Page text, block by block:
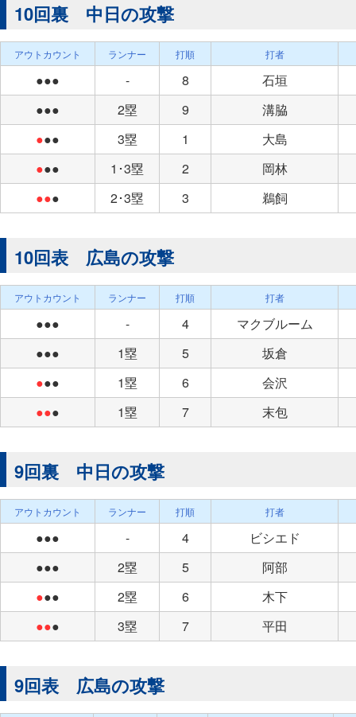
10回裏 中日の攻撃
アウトカウント ランナー 打順 打者
●●● - 8
石垣
●●●
2塁 9
溝脇
●●● 3塁 1
大島
●●● 1･3塁 2
岡林
●●● 2･3塁 3 鵜飼
10回表 広島の攻撃
アウトカウント ランナー 打順 打者
●●● - 4
マクブルーム
●●●
1塁 5
坂倉
●●● 1塁 6
会沢
●●● 1塁 7 末包
9回裏 中日の攻撃
アウトカウント ランナー 打順 打者
●●● - 4
ビシエド
●●●
2塁 5
阿部
●●● 2塁 6
木下
●●● 3塁 7 平田
9回表 広島の攻撃